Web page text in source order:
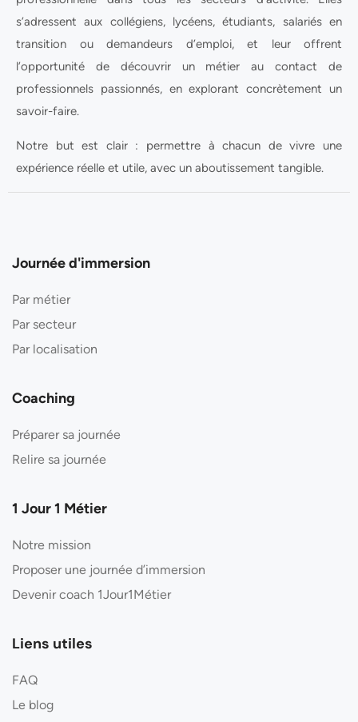
s’adressent aux collégiens, lycéens, étudiants, salariés en
transition ou demandeurs d’emploi, et leur offrent
l’opportunité de découvrir un métier au contact de
professionnels passionnés, en explorant concrètement un
savoir-faire.
Notre but est clair : permettre à chacun de vivre une
expérience réelle et utile, avec un aboutissement tangible.
Journée d'immersion
Par métier
Par secteur
Par localisation
Coaching
Préparer sa journée
Relire sa journée
1 Jour 1 Métier
Notre mission
Proposer une journée d’immersion
Devenir coach 1Jour1Métier
Liens utiles
FAQ
Le blog